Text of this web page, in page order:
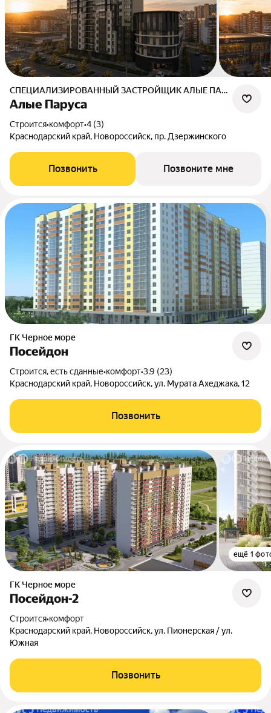
СПЕЦИАЛИЗИРОВАННЫЙ ЗАСТРОЙЩИК АЛЫЕ ПАРУСА
Алые Паруса
Строится•комфорт•4 (3)
Краснодарский край, Новороссийск, пр. Дзержинского
Позвонить Позвоните мне
ГК Черное море
Посейдон
Строится, есть сданные•комфорт•3.9 (23)
Краснодарский край, Новороссийск, ул. Мурата Ахеджака, 12
Позвонить
ещё 1
ГК Черное море
Посейдон-2
Строится•комфорт
Краснодарский край, Новороссийск, ул. Пионерская / ул.
Южная
Позвонить